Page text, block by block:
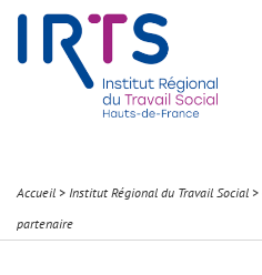
Accueil > Institut Régional du Travail Social >
partenaire